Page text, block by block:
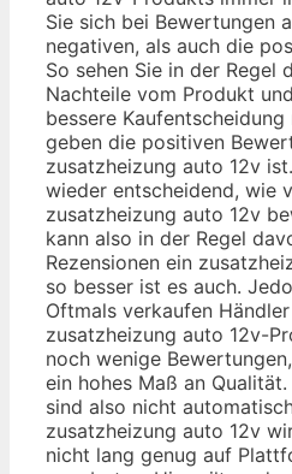
Sie sich bei Bewertungen
negativen, als auch die
So sehen Sie in der Regel
Nachteile vom Produkt
bessere
geben die positiven
zusatzheizung auto 12v
wieder entscheidend, wie
zusatzheizung auto 12v
kann also in der Regel
Rezensionen ein
so besser ist es auch.
Oftmals verkaufen
zusatzheizung auto 12v-
noch wenige
ein hohes Maß an
sind also nicht
zusatzheizung auto 12v
nicht lang genug auf